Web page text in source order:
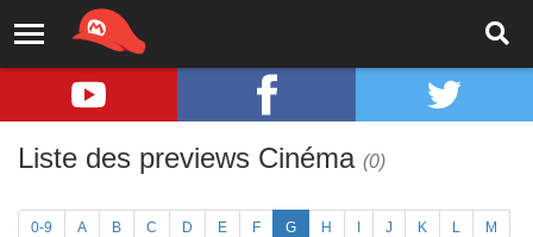
Liste des previews Cinéma (0)
0-9 A B C D E F G H J K L M